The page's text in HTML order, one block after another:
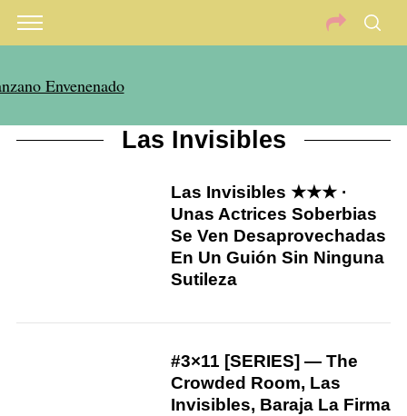
Las Invisibles
Las Invisibles ★★★ ·
Unas Actrices Soberbias
Se Ven Desaprovechadas
En Un Guión Sin Ninguna
Sutileza
#3×11 [SERIES] — The
Crowded Room, Las
Invisibles, Baraja La Firma